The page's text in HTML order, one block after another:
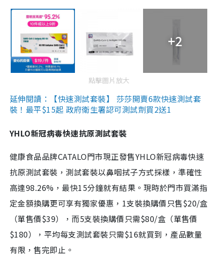
+2
點擊圖片放大
延伸閱讀：【快速測試套裝】 莎莎開賣6款快速測試套
裝！最平$15起 政府衛生署認可測試劑買2送1
YHLO新冠病毒快速抗原測試套裝
健康食品品牌CATALO門市現正發售YHLO新冠病毒快速
抗原測試套裝，測試套裝以鼻咽拭子方式採樣，準確性
高達98.26%，最快15分鐘就有結果。現時於門市買滿指
定金額換購更可享有獨家優惠，1支裝換購價只售$20/盒
（單售價$39），而5支裝換購價只需$80/盒（單售價
$180），平均每支測試套裝只需$16就買到，產品數量
有限，售完即止。